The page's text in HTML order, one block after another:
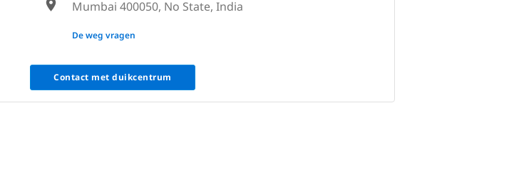
Mumbai 400050, No State, India
None
De weg vragen
Contact met duikcentrum